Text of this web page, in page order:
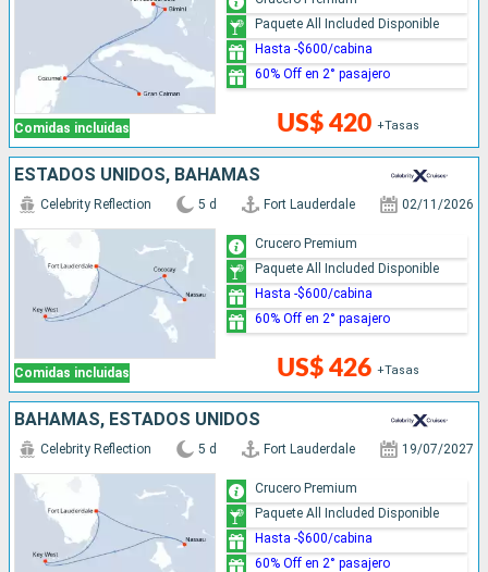
Comidas incluidas US$ 420 +Tasas
Paquete All Included Disponible
Hasta -$600/cabina
60% Off en 2° pasajero
ESTADOS UNIDOS, BAHAMAS
Comidas incluidas
Celebrity Reflection 5 d Fort Lauderdale 02/11/2026
US$ 426 +Tasas
Crucero Premium
Paquete All Included Disponible
Hasta -$600/cabina
60% Off en 2° pasajero
BAHAMAS, ESTADOS UNIDOS
Celebrity Reflection 5 d Fort Lauderdale 19/07/2027
Crucero Premium
Paquete All Included Disponible
Hasta -$600/cabina
60% Off en 2° pasajero